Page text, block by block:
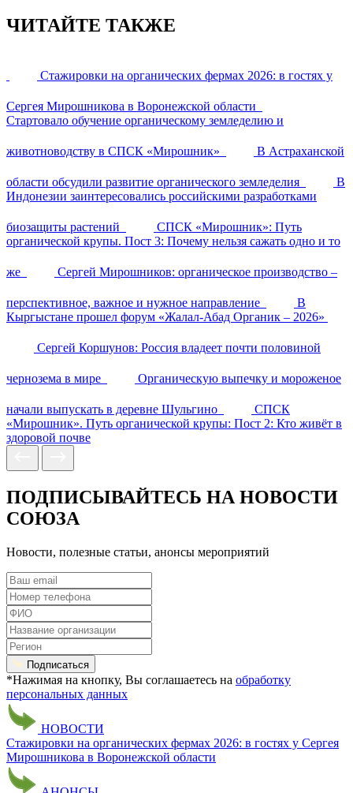
ЧИТАЙТЕ ТАКЖЕ
Стажировки на органических фермах 2026: в гостях у
Сергея Мирошникова в Воронежской области
Стартовало обучение органическому земледелию и
животноводству в СПСК «Мирошник» В Астраханской
области обсудили развитие органического земледелия
В
Индонезии заинтересовались российскими разработками
биозащиты растений
СПСК «Мирошник»: Путь
органической крупы. Пост 3: Почему нельзя сажать одно и то
же Сергей Мирошников: органическое производство –
перспективное, важное и нужное направление
В
Кыргыстане прошел форум «Жалал-Абад Органик – 2026»
Сергей Коршунов: Россия владеет почти половиной
чернозема в мире Органическую выпечку и мороженое
начали выпускать в деревне Шульгино
СПСК
«Мирошник». Путь органической крупы: Пост 2: Кто живёт в
здоровой почве
ПОДПИСЫВАЙТЕСЬ НА НОВОСТИ
СОЮЗА
Новости, полезные статьи, анонсы мероприятий
Подписаться
*Нажимая на кнопку, Вы соглашаетесь на обработку
персональных данных
НОВОСТИ
Стажировки на органических фермах 2026: в гостях у Сергея
Мирошникова в Воронежской области